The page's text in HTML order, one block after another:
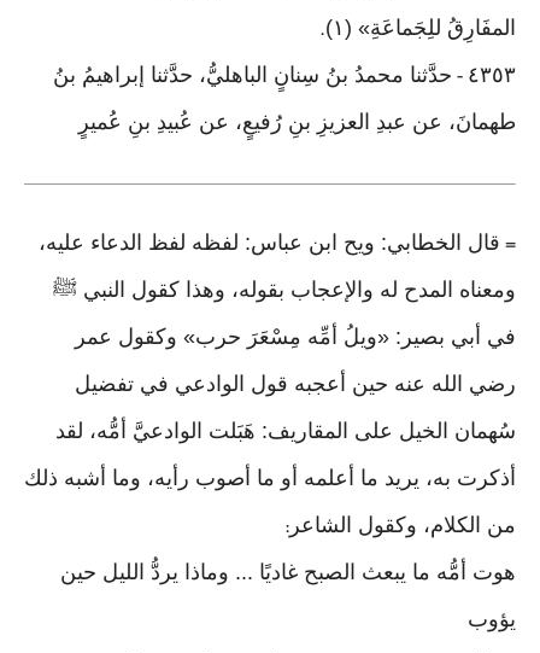
المفَارِقُ للِجَماعَةِ» (١)
.
٤٣٥٣ - حدَّثنا محمدُ بنُ سِنانٍ الباهليُّ، حدَّثنا إبراهيمُ بنُ
طهمانَ، عن عبدِ العزيزِ بنِ رُفيعٍ، عن عُبيدِ بنِ عُميرٍ
= قال الخطابي: ويح ابن عباس: لفظه لفظ الدعاء عليه،
ومعناه المدح له والإعجاب بقوله، وهذا كقول النبي ﷺ
في أبي بصير: «ويلُ أمِّه مِسْعَرَ حرب» وكقول عمر
رضي الله عنه حين أعجبه قول الوادعي في تفضيل
سُهمان الخيل على المقاريف: هَبَلت الوادعيَّ أمُّه، لقد
أذكرت به، يريد ما أعلمه أو ما أصوب رأيه، وما أشبه ذلك
من الكلام، وكقول الشاعر :
هوت أمُّه ما يبعث الصبح غاديًا ... وماذا يردُّ الليل حين
يؤوب